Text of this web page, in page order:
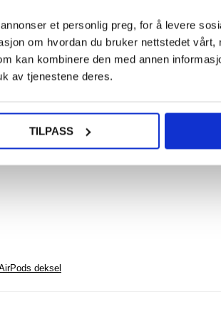
et personlig preg, for å levere
om hvordan du bruker nettstedet vårt,
kan kombinere den med annen
av tjenestene deres.
TILPASS
deksel